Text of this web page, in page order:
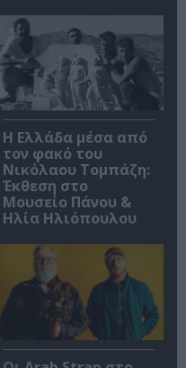
Η Ελλάδα μέσα από
τον φακό του
Νικόλαου Τομπάζη:
Έκθεση στο
Μουσείο Πάνου &
Ηλία Ηλιόπουλου